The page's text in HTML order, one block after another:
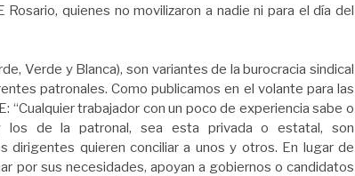
quienes no movilizaron a nadie ni para el día del
Verde y Blanca), son variantes de la burocracia sindical
patronales. Como publicamos en el volante para las
“Cualquier trabajador con un poco de experiencia sabe o
los de la patronal, sea esta privada o estatal, son
quieren conciliar a unos y otros. En lugar de
por sus necesidades, apoyan a gobiernos o candidatos